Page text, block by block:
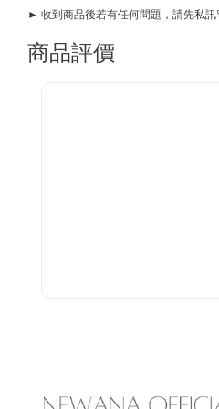
► 收到商品後若有任何問題，請先私訊
商品評價